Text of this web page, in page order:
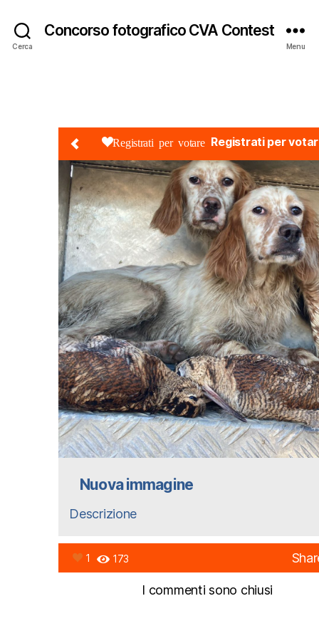
Cerca
Concorso fotografico CVA Contest
Menu
Registrati per votare Registrati per
Nuova immagine
Descrizione
1 173
I commenti sono chiusi